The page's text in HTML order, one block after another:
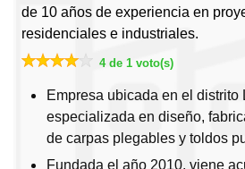
de 10 años de experiencia en
residenciales e industriales.
4 de 1 voto(s)
Empresa ubicada en el distrito
especializada en diseño,
de carpas plegables y toldos
Fundada el año 2010, viene